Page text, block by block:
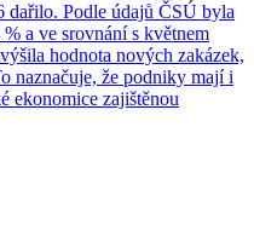
dařilo. Podle údajů ČSÚ byla
a ve srovnání s květnem
hodnota nových zakázek,
naznačuje, že podniky mají i
ekonomice zajištěnou